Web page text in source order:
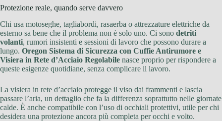
Protezione reale, quando serve davvero
Chi usa motoseghe, tagliabordi, rasaerba o attrezzature elettriche da
esterno sa bene che il problema non è solo uno. Ci sono detriti
volanti, rumori insistenti e sessioni di lavoro che possono durare a
lungo. Oregon Sistema di Sicurezza con Cuffie Antirumore e
Visiera in Rete d’Acciaio Regolabile nasce proprio per rispondere a
queste esigenze quotidiane, senza complicare il lavoro.
La visiera in rete d’acciaio protegge il viso dai frammenti e lascia
passare l’aria, un dettaglio che fa la differenza soprattutto nelle giornate
calde. È anche compatibile con l’uso di occhiali protettivi, utile per chi
desidera una protezione ancora più completa per occhi e volto.